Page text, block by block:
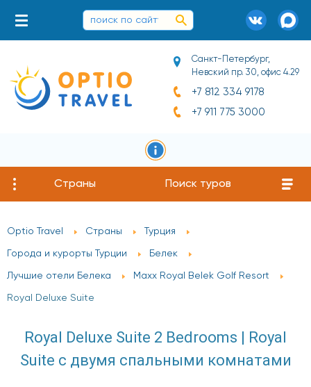
Санкт-Петербург,
Невский пр. 30, офис 4.29
+7 812 334 9178
+7 911 775 3000
Страны Поиск туров
Optio Travel Страны Турция
Города и курорты Турции Белек
Лучшие отели Белека Maxx Royal Belek Golf Resort
Royal Deluxe Suite
Royal Deluxe Suite 2 Bedrooms | Royal
Suite с двумя спальными комнатами